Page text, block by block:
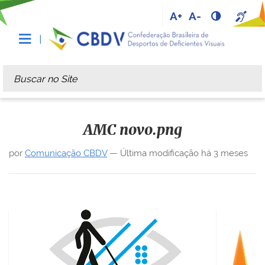
A+ A-
Busca
Busca Avançada…
AMC novo.png
por Comunicação CBDV— Última modificação há 3 meses